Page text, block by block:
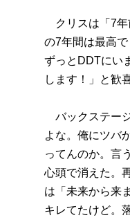
クリスは「7年
の7年間は最高で
ずっとDDTにい
します！」と歓
バックステー
よな。俺にツバ
ってんのか。言
心頭で消えた。
は「未来から来
キレてたけど。